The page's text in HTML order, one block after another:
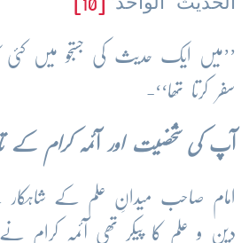
’’میں ایک حدیث کی جستجو میں
سفر کرتا تھا‘‘-
آپ کی شخصیت اور آئمہ کرام کے
امام صاحب میدانِ علم کے
دین و علم کا پیکر تھی آئمہ کرام